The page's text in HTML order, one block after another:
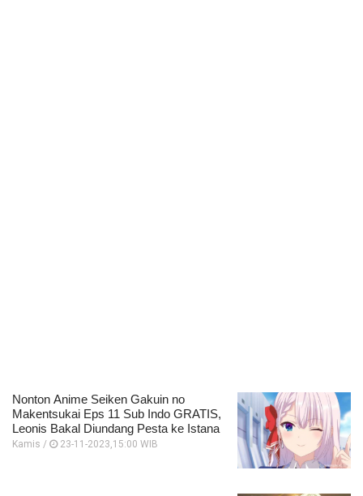
Nonton Anime Seiken Gakuin no
Makentsukai Eps 11 Sub Indo GRATIS,
Leonis Bakal Diundang Pesta ke Istana
Kamis / 23-11-2023,15:00 WIB